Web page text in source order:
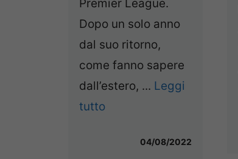
Premier League.
Dopo un solo anno
dal suo ritorno,
come fanno sapere
dall’estero, ... Leggi
tutto
04/08/2022